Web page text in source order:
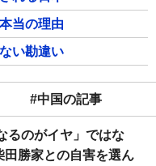
当の理由
い勘違い
#中国の記事
るのがイヤ」ではな
田勝家との自害を選ん